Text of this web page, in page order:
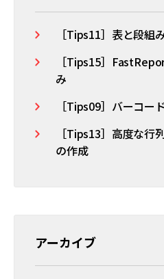
［Tips11］表と段組
［Tips15］
み
［Tips09］バーコー
［Tips13］高度な行
の作成
アーカイブ